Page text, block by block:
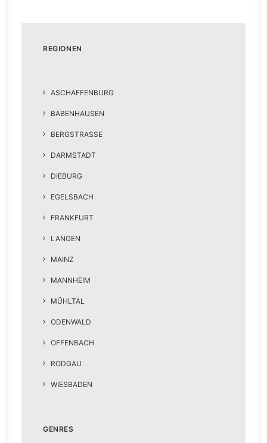
REGIONEN
ASCHAFFENBURG
BABENHAUSEN
BERGSTRASSE
DARMSTADT
DIEBURG
EGELSBACH
FRANKFURT
LANGEN
MAINZ
MANNHEIM
MÜHLTAL
ODENWALD
OFFENBACH
RODGAU
WIESBADEN
GENRES